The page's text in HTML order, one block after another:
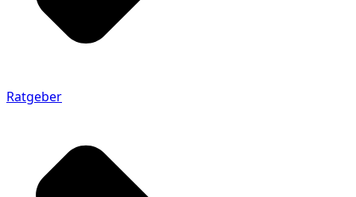
Ratgeber